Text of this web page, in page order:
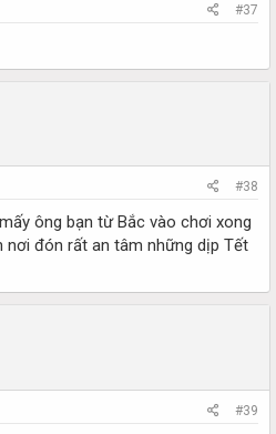
#37
#38
ông bạn từ Bắc vào chơi xong
nơi đón rất an tâm những dịp Tết
#39